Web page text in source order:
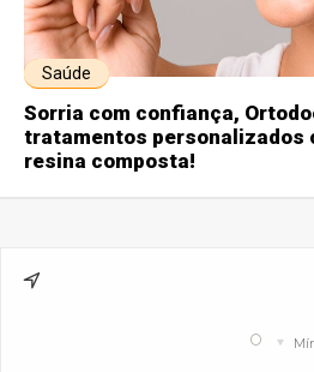
Saúde
Sorria com confiança,
tratamentos personalizados
resina composta!
°